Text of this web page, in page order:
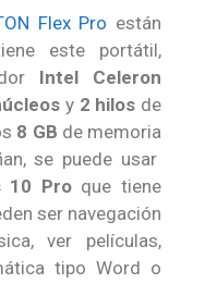
Flex Pro están
este portátil,
Intel Celeron
y 2 hilos de
8 GB de memoria
se puede usar
10 Proque tiene
ser navegación
ver películas,
tipo Word o